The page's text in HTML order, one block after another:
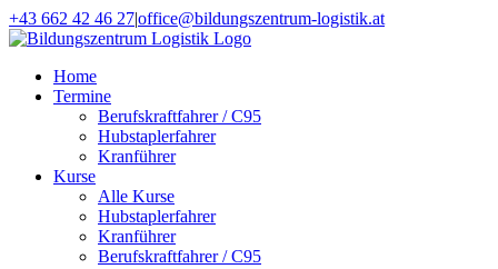
Zum
Inhalt
+43 662 42 46 27|office@bildungszentrum-logistik.at
Facebook
E-
Home
Termine
Berufskraftfahrer / C95
Hubstaplerfahrer
Kranführer
Kurse
Alle Kurse
Hubstaplerfahrer
Kranführer
Berufskraftfahrer / C95